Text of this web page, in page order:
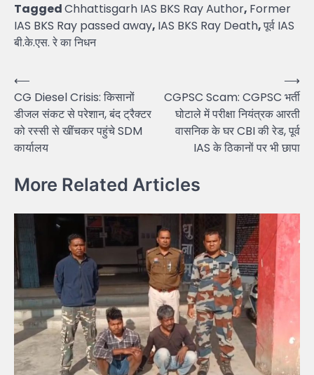
TaggedChhattisgarh IAS BKS Ray Author, Former
IAS BKS Ray passed away, IAS BKS Ray Death,पूर्व IAS
बी.के.एस. रे का निधन
Post
navigation
⟵
CG Diesel Crisis: किसानों
डीजल संकट से परेशान, बंद ट्रैक्टर
को रस्सी से खींचकर पहुंचे SDM
कार्यालय
CGPSC Scam: CGPSC भर्ती
घोटाले में परीक्षा नियंत्रक आरती
वासनिक के घर CBI की रेड, पूर्व
IAS के ठिकानों पर भी छापा
⟶
More Related Articles